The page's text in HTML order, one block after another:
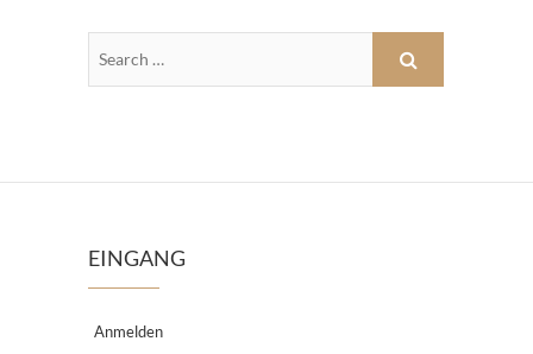
EINGANG
Anmelden